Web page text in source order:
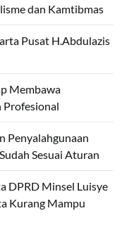
dan Kamtibmas
Pusat H.Abdulazis
Membawa
Profesional
Penyalahgunaan
Sesuai Aturan
DPRD Minsel Luisye
Kurang Mampu